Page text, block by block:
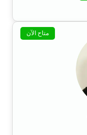
متاح الآن